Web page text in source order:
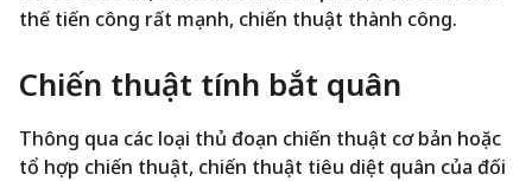
thế tiến công rất mạnh, chiến thuật thành công.
Chiến thuật tính bắt quân
Thông qua các loại thủ đoạn chiến thuật cơ bản hoặc
tổ hợp chiến thuật, chiến thuật tiêu diệt quân của đối